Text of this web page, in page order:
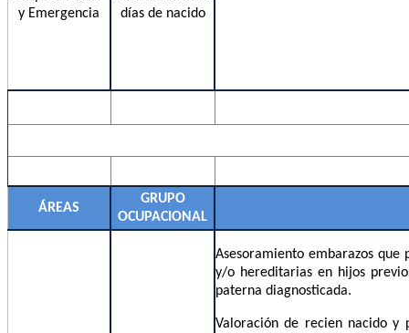
y Emergencia
días de nacido
ÁREAS
GRUPO
OCUPACIONAL
Asesoramiento embarazos
y/o hereditarias en hijos
paterna diagnosticada.
Valoración de recien nacido y